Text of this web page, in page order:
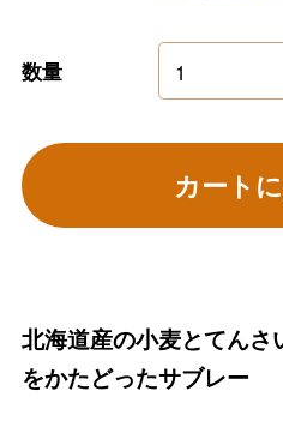
数量
カート
北海道産の小麦とてん
をかたどったサブレー